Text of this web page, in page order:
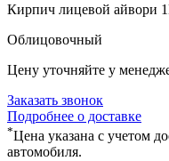
Кирпич лицевой айвори
Облицовочный
Цену уточняйте у
Заказать звонок
Подробнее о доставке
*Цена указана с учетом
автомобиля.